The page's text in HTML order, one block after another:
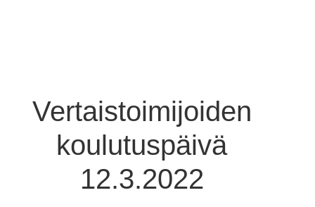
Vertaistoimijoiden
koulutuspäivä
12.3.2022